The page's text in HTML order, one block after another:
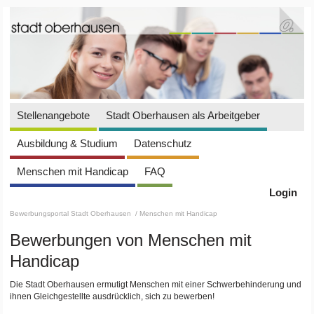
Stellenangebote Stadt Oberhausen als Arbeitgeber
Ausbildung & Studium Datenschutz
Menschen mit Handicap
FAQ
Login
Bewerbungsportal Stadt Oberhausen / Menschen mit Handicap
Bewerbungen von Menschen mit
Handicap
Die Stadt Oberhausen ermutigt Menschen mit einer Schwerbehinderung und
ihnen Gleichgestellte ausdrücklich, sich zu bewerben!